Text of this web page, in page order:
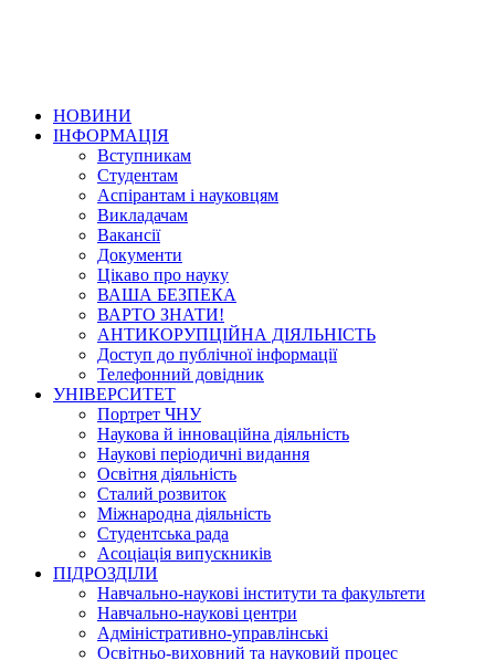
НОВИНИ
ІНФОРМАЦІЯ
Вступникам
Студентам
Аспірантам і науковцям
Викладачам
Вакансії
Документи
Цікаво про науку
ВАША БЕЗПЕКА
ВАРТО ЗНАТИ!
АНТИКОРУПЦІЙНА ДІЯЛЬНІСТЬ
Доступ до публічної інформації
Телефонний довідник
УНІВЕРСИТЕТ
Портрет ЧНУ
Наукова й інноваційна діяльність
Наукові періодичні видання
Освітня діяльність
Сталий розвиток
Міжнародна діяльність
Студентська рада
Асоціація випускників
ПІДРОЗДІЛИ
Навчально-наукові інститути та факультети
Навчально-наукові центри
Адміністративно-управлінські
Освітньо-виховний та науковий процес